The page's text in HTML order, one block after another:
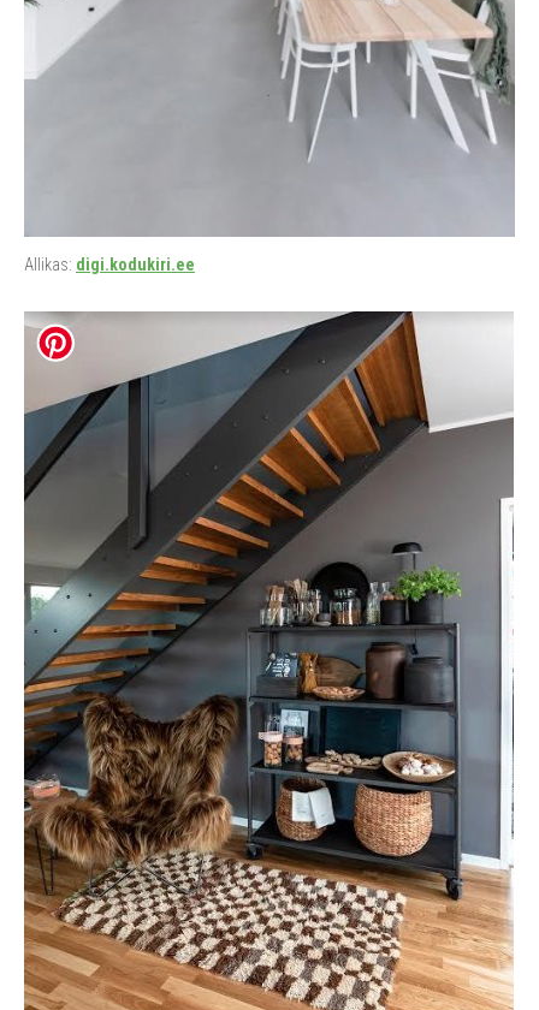
Allikas: digi.kodukiri.ee